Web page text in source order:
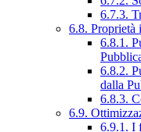
6.7.3.
6.8. Proprietà
6.8.1.
6.8.2.
dalla
6.8.3.
6.9.
6.9.1. I